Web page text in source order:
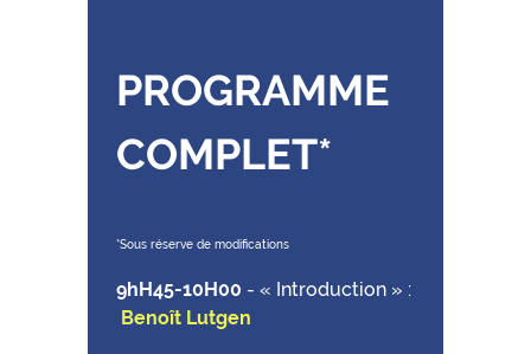
PROGRAMME
COMPLET*
*Sous réserve de modifications
9hH45-10H00 - « Introduction » :
Benoît Lutgen